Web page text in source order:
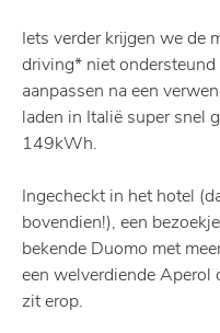
Iets verder krijgen we de
driving* niet
aanpassen na een
laden in Italië super snel
149kWh.
Ingecheckt in het hotel
bovendien!), een
bekende Duomo met
een welverdiende Aperol
zit erop.